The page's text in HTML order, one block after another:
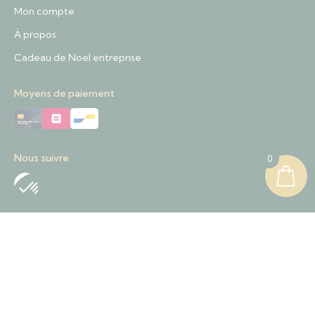
Mon compte
À propos
Cadeau de Noel entreprise
Moyens de paiement
Nous suivre 0